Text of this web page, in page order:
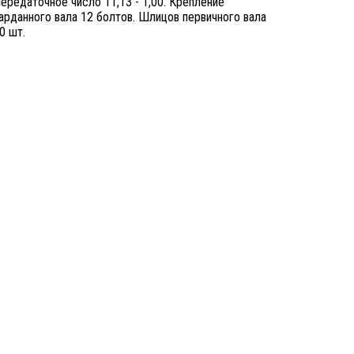
вала 12 болтов. Шлицов первичного вала
шт.